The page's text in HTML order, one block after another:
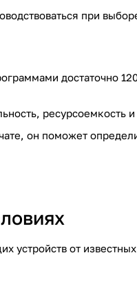
при
достаточно
ресурсоемкость
он поможет
от